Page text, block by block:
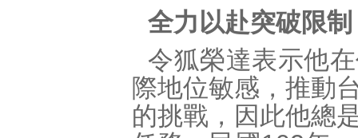
全力以赴突破限
令狐榮達表示他
際地位敏感，推動
的挑戰，因此他總